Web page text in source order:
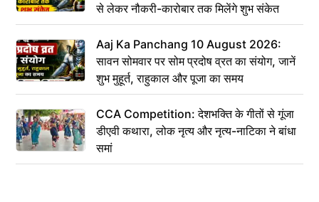
से लेकर नौकरी-कारोबार तक मिलेंगे शुभ संकेत
Aaj Ka Panchang 10 August 2026:
सावन सोमवार पर सोम प्रदोष व्रत का संयोग, जानें
शुभ मुहूर्त, राहुकाल और पूजा का समय
CCA Competition: देशभक्ति के गीतों से गूंजा
डीएवी कथारा, लोक नृत्य और नृत्य-नाटिका ने बांधा
समां